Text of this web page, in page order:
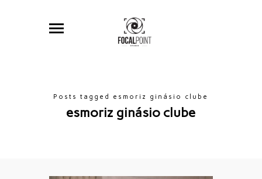
Posts tagged esmoriz ginásio clube
esmoriz ginásio clube